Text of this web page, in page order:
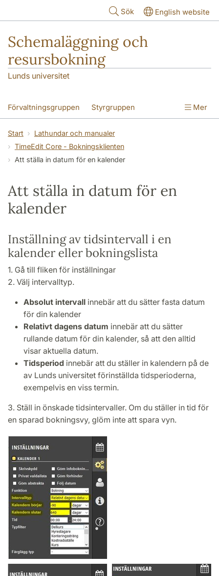
Sök English website
Schemaläggning och
resursbokning
Lunds universitet
Förvaltningsgruppen Styrgruppen
Processledare Utbildningar och kurser
Om bokning och beställning
Beställning nästa termin
Information till dig som är ekonom
Lokalöversikter på Lunds universitet
Lathundar och manualer
Definitioner och konfiguration
Stark autentisering för inloggning i TimeEdit
Mer
Start
Lathundar och manualer
TimeEdit Core - Bokningsklienten
Att ställa in datum för en kalender
Att ställa in datum för en
kalender
Inställning av tidsintervall i en
kalender eller bokningslista
1. Gå till fliken för inställningar
2. Välj intervalltyp.
Absolut intervall innebär att du sätter fasta datum
för din kalender
Relativt dagens datum innebär att du sätter
rullande datum för din kalender, så att den alltid
visar aktuella datum.
Tidsperiod innebär att du ställer in kalendern på de
av Lunds universitet förinställda tidsperioderna,
exempelvis en viss termin.
3. Ställ in önskade tidsintervaller. Om du ställer in tid för
en sparad bokningsvy, glöm inte att spara vyn.